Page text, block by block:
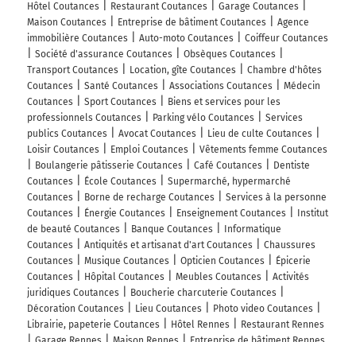
Hôtel Coutances Restaurant Coutances
Garage Coutances
Maison Coutances
Entreprise de bâtiment Coutances
Agence
immobilière Coutances
Auto-moto Coutances
Coiffeur Coutances
Société d'assurance Coutances
Obsèques Coutances
Transport Coutances
Location, gîte Coutances
Chambre d'hôtes
Coutances
Santé Coutances Associations Coutances
Médecin
Coutances
Sport Coutances
Biens et services pour les
professionnels Coutances
Parking vélo Coutances
Services
publics Coutances
Avocat Coutances
Lieu de culte Coutances
Loisir Coutances
Emploi Coutances
Vêtements femme Coutances
Boulangerie pâtisserie Coutances
Café Coutances
Dentiste
Coutances
École Coutances
Supermarché, hypermarché
Coutances
Borne de recharge Coutances
Services à la personne
Coutances
Énergie Coutances Enseignement Coutances
Institut
de beauté Coutances
Banque Coutances
Informatique
Coutances
Antiquités et artisanat d'art Coutances
Chaussures
Coutances
Musique Coutances Opticien Coutances
Épicerie
Coutances
Hôpital Coutances Meubles Coutances
Activités
juridiques Coutances
Boucherie charcuterie Coutances
Décoration Coutances
Lieu Coutances
Photo video Coutances
Librairie, papeterie Coutances
Hôtel Rennes
Restaurant Rennes